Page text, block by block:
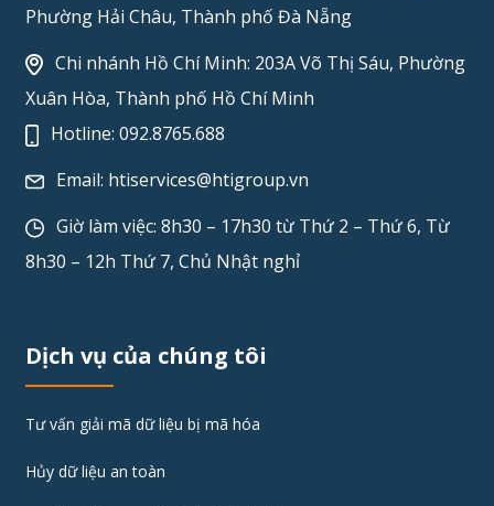
Phường Hải Châu, Thành phố Đà Nẵng
Chi nhánh Hồ Chí Minh: 203A Võ Thị Sáu, Phường
Xuân Hòa, Thành phố Hồ Chí Minh
Hotline:092.8765.688
Email: htiservices@htigroup.vn
Giờ làm việc: 8h30 – 17h30 từ Thứ 2 – Thứ 6, Từ
8h30 – 12h Thứ 7, Chủ Nhật nghỉ
Dịch vụ của chúng tôi
Tư vấn giải mã dữ liệu bị mã hóa
Hủy dữ liệu an toàn